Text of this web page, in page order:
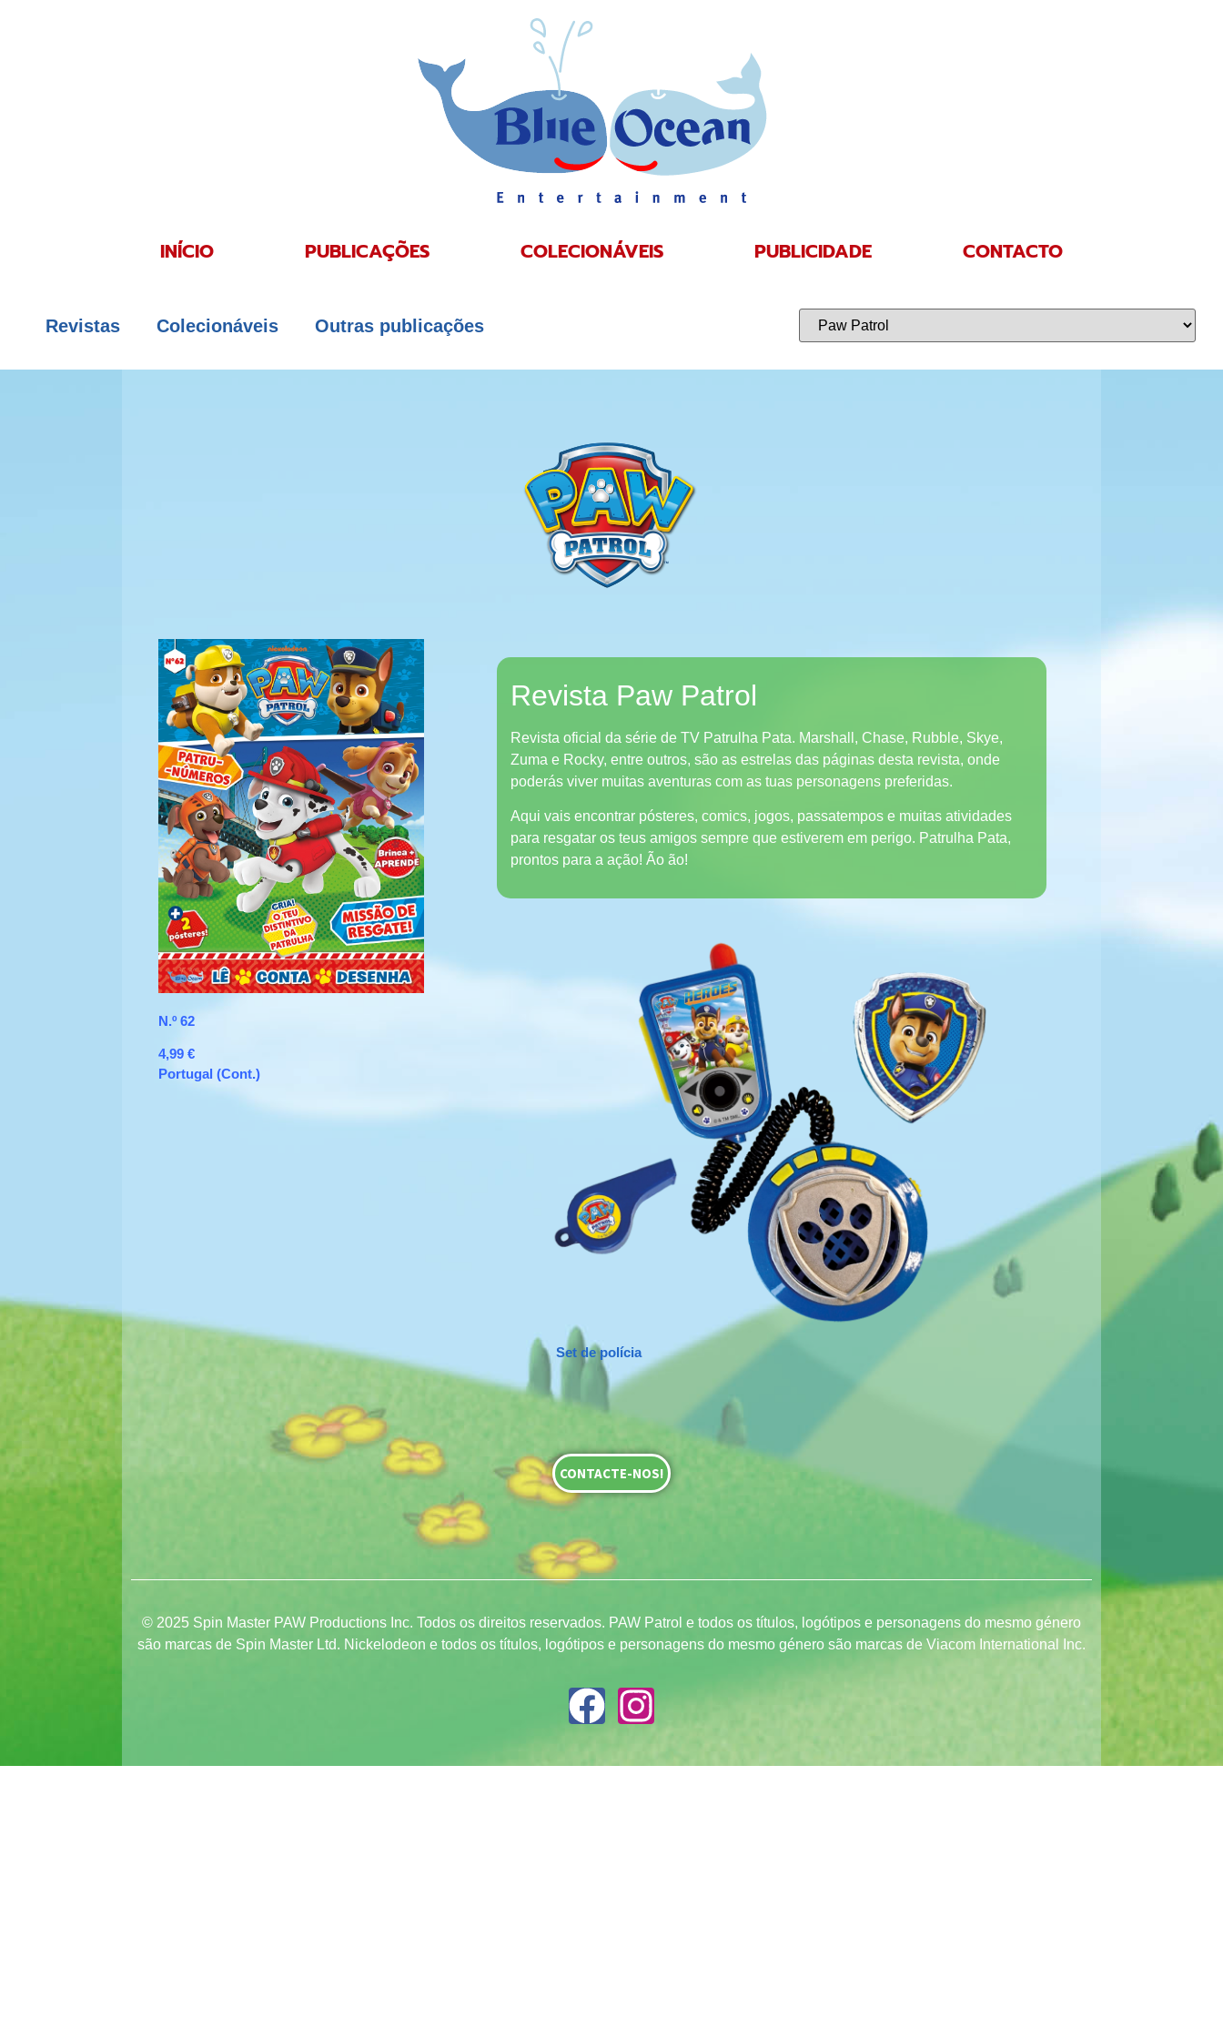
INÍCIO PUBLICAÇÕES COLECIONÁVEIS PUBLICIDADE CONTACTO
Revistas Colecionáveis Outras publicações
N.º 62
4,99 €
Portugal (Cont.)
Revista Paw Patrol
Revista oficial da série de TV Patrulha Pata. Marshall, Chase, Rubble, Skye,
Zuma e Rocky, entre outros, são as estrelas das páginas desta revista, onde
poderás viver muitas aventuras com as tuas personagens preferidas.
Aqui vais encontrar pósteres, comics, jogos, passatempos e muitas atividades
para resgatar os teus amigos sempre que estiverem em perigo. Patrulha Pata,
prontos para a ação! Ão ão!
Set de polícia
CONTACTE-NOS!
© 2025 Spin Master PAW Productions Inc. Todos os direitos reservados. PAW Patrol e todos os títulos, logótipos e personagens do mesmo género
são marcas de Spin Master Ltd. Nickelodeon e todos os títulos, logótipos e personagens do mesmo género são marcas de Viacom International Inc.